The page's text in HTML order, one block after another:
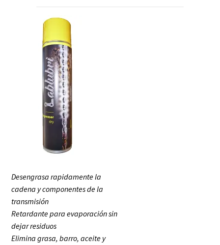
Desengrasa rapidamente la
cadena y componentes de la
transmisión
Retardante para evaporación sin
dejar residuos
Elimina grasa, barro, aceite y